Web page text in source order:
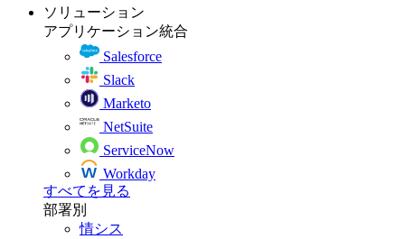
ソリューション
アプリケーション統合
Salesforce
Slack
Marketo
NetSuite
ServiceNow
Workday
すべてを見る
部署別
情シス